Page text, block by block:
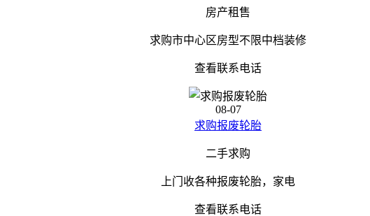
房产租售
求购市中心区房型不限中档装修
查看联系电话
08-07
求购报废轮胎
二手求购
上门收各种报废轮胎，家电
查看联系电话